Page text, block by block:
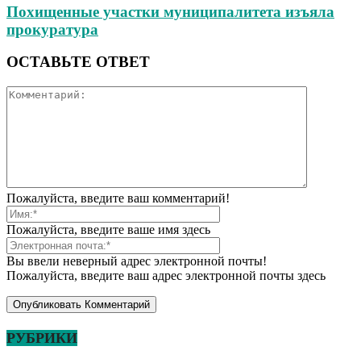
Похищенные участки муниципалитета изъяла
прокуратура
ОСТАВЬТЕ ОТВЕТ
Пожалуйста, введите ваш комментарий!
Пожалуйста, введите ваше имя здесь
Вы ввели неверный адрес электронной почты!
Пожалуйста, введите ваш адрес электронной почты здесь
РУБРИКИ